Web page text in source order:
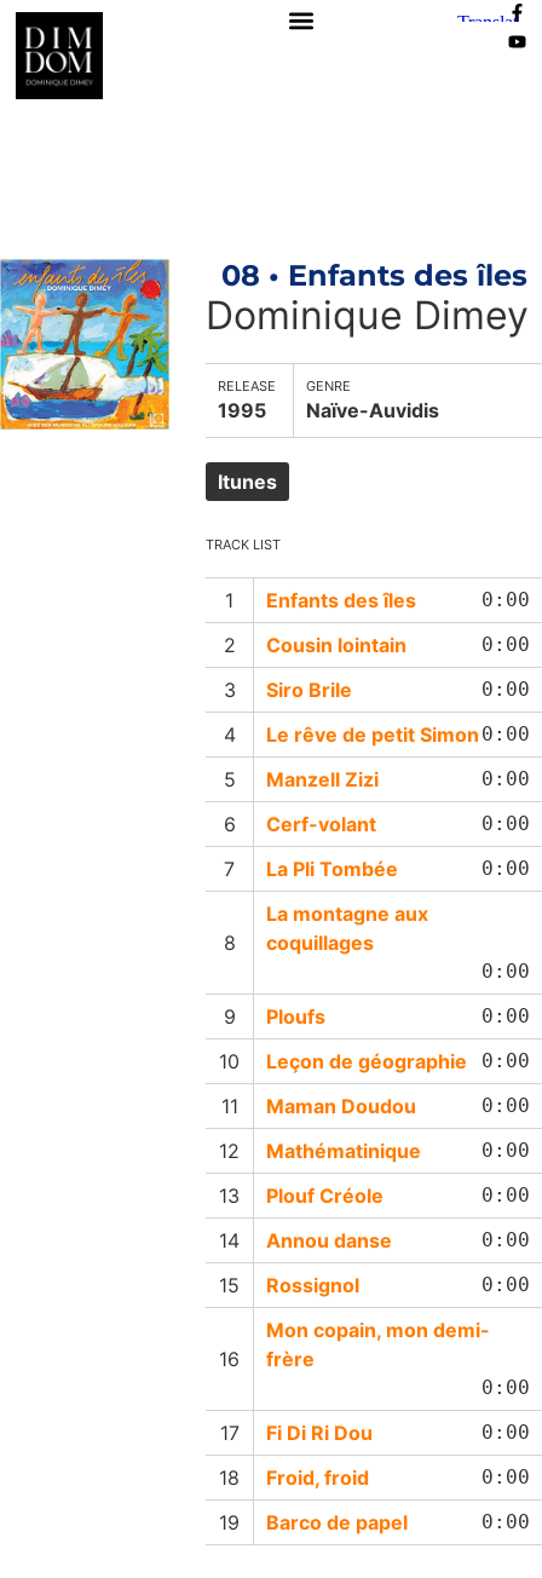
08 • Enfants des îles
Dominique Dimey
RELEASE
1995
GENRE
Naïve-Auvidis
Itunes
TRACK LIST
Enfants des îles 0:00
Cousin lointain 0:00
Siro Brile 0:00
Le rêve de petit Simon 0:00
Manzell Zizi 0:00
Cerf-volant 0:00
La Pli Tombée 0:00
La montagne aux
coquillages
0:00
Ploufs 0:00
Leçon de géographie 0:00
Maman Doudou 0:00
Mathématinique 0:00
Plouf Créole 0:00
Annou danse 0:00
Rossignol 0:00
Mon copain, mon demi-
frère
0:00
Fi Di Ri Dou 0:00
Froid, froid 0:00
Barco de papel 0:00